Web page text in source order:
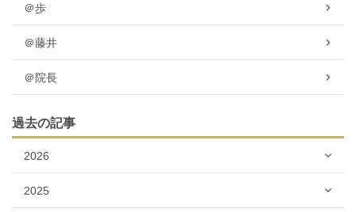
＠歩
＠藤井
＠院長
過去の記事
2026
2025